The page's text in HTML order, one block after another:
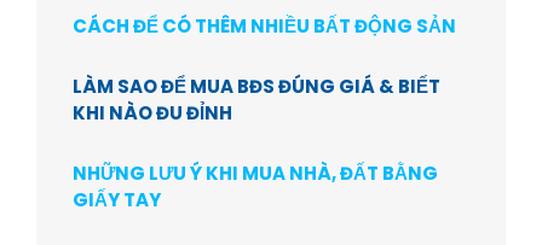
CÁCH ĐỂ CÓ THÊM NHIỀU BẤT ĐỘNG SẢN
LÀM SAO ĐỂ MUA BĐS ĐÚNG GIÁ & BIẾT
KHI NÀO ĐU ĐỈNH
NHỮNG LƯU Ý KHI MUA NHÀ, ĐẤT BẰNG
GIẤY TAY